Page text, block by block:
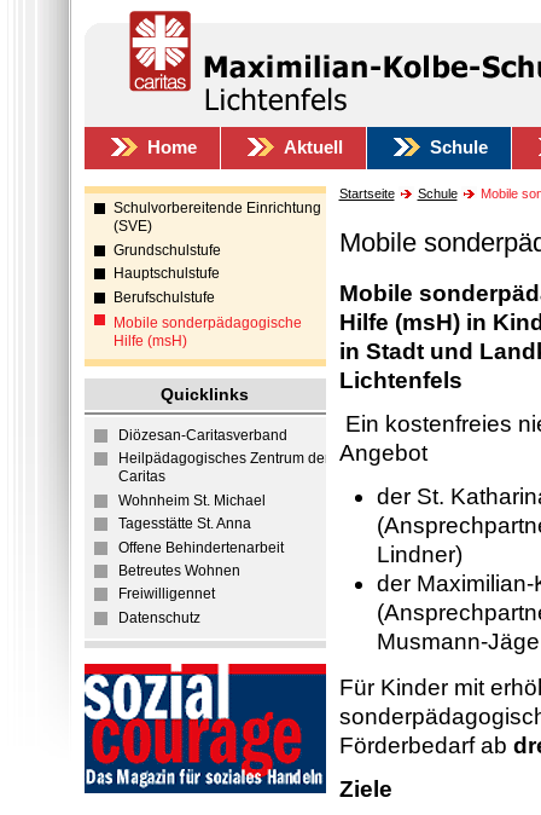
Home Aktuell Schule
Schulvorbereitende Einrichtung
(SVE)
Grundschulstufe
Hauptschulstufe
Berufschulstufe
Mobile sonderpädagogische
Hilfe (msH)
Quicklinks
Diözesan-Caritasverband
Heilpädagogisches Zentrum der
Caritas
Wohnheim St. Michael
Tagesstätte St. Anna
Offene Behindertenarbeit
Betreutes Wohnen
Freiwilligennet
Datenschutz
Startseite Schule Mobile
Mobile
Mobile
Hilfe (msH) in
in Stadt und
Lichtenfels
Ein kostenfreies
Angebot
der St.
Lindner)
der
Musmann-
Für Kinder mit
Förderbedarf ab
Ziele